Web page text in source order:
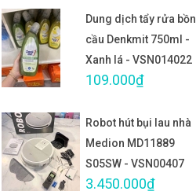
Dung dịch tẩy rửa bồn
cầu Denkmit 750ml -
Xanh lá - VSN014022
109.000₫
Robot hút bụi lau nhà
Medion MD11889
S05SW - VSN00407
3.450.000₫